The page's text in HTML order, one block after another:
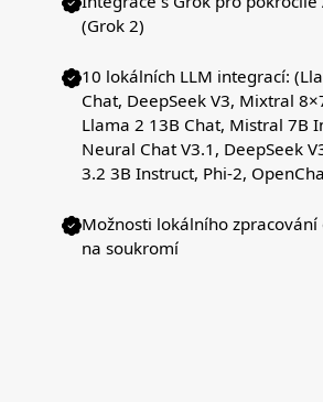
(Grok 2)
10 lokálních LLM integrací:
Chat, DeepSeek V3, Mixtral
Llama 2 13B Chat, Mistral 7B
Neural Chat V3.1, DeepSeek
3.2 3B Instruct, Phi-2,
Možnosti lokálního
na soukromí